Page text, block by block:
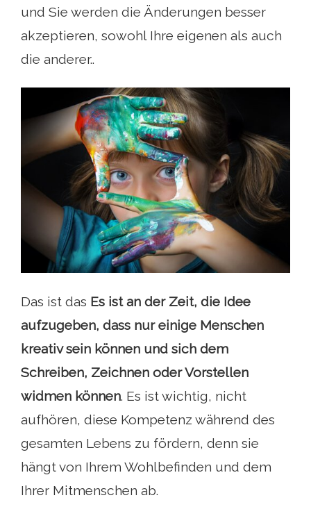
und Sie werden die Änderungen besser
akzeptieren, sowohl Ihre eigenen als auch
die anderer..
Das ist das Es ist an der Zeit, die Idee
aufzugeben, dass nur einige Menschen
kreativ sein können und sich dem
Schreiben, Zeichnen oder Vorstellen
widmen können. Es ist wichtig, nicht
aufhören, diese Kompetenz während des
gesamten Lebens zu fördern, denn sie
hängt von Ihrem Wohlbefinden und dem
Ihrer Mitmenschen ab.